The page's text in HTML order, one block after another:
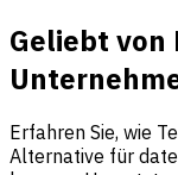
Geliebt
Erfahren Sie, wie
Alternative für